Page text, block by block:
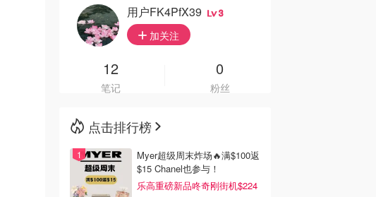
🇦🇺
用户FK4PfX39 3
加关注
12
笔记
0
粉丝
点击排行榜
Myer超级周末炸场🔥满$100返
$15 Chanel也参与！
乐高重磅新品咚奇刚街机$224